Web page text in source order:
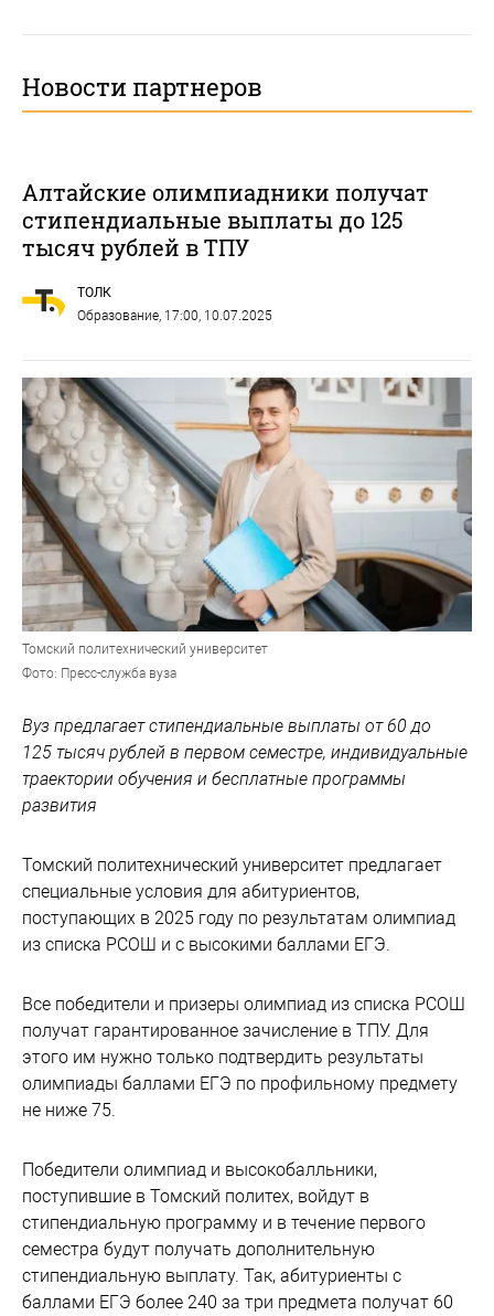
Новости партнеров
Алтайские олимпиадники получат
стипендиальные выплаты до 125
тысяч рублей в ТПУ
ТОЛК
Образование, 17:00, 10.07.2025
Томский политехнический университет
Фото: Пресс-служба вуза
Вуз предлагает стипендиальные выплаты от 60 до
125 тысяч рублей в первом семестре, индивидуальные
траектории обучения и бесплатные программы
развития
Томский политехнический университет предлагает
специальные условия для абитуриентов,
поступающих в 2025 году по результатам олимпиад
из списка РСОШ и с высокими баллами ЕГЭ.
Все победители и призеры олимпиад из списка РСОШ
получат гарантированное зачисление в ТПУ. Для
этого им нужно только подтвердить результаты
олимпиады баллами ЕГЭ по профильному предмету
не ниже 75.
Победители олимпиад и высокобалльники,
поступившие в Томский политех, войдут в
стипендиальную программу и в течение первого
семестра будут получать дополнительную
стипендиальную выплату. Так, абитуриенты с
баллами ЕГЭ более 240 за три предмета получат 60